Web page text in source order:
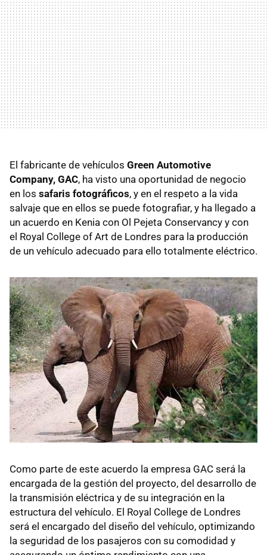
El fabricante de vehículos Green Automotive
Company, GAC, ha visto una oportunidad de negocio
en los safaris fotográficos, y en el respeto a la vida
salvaje que en ellos se puede fotografiar, y ha llegado a
un acuerdo en Kenia con Ol Pejeta Conservancy y con
el Royal College of Art de Londres para la producción
de un vehículo adecuado para ello totalmente eléctrico.
Como parte de este acuerdo la empresa GAC será la
encargada de la gestión del proyecto, del desarrollo de
la transmisión eléctrica y de su integración en la
estructura del vehículo. El Royal College de Londres
será el encargado del diseño del vehículo, optimizando
la seguridad de los pasajeros con su comodidad y